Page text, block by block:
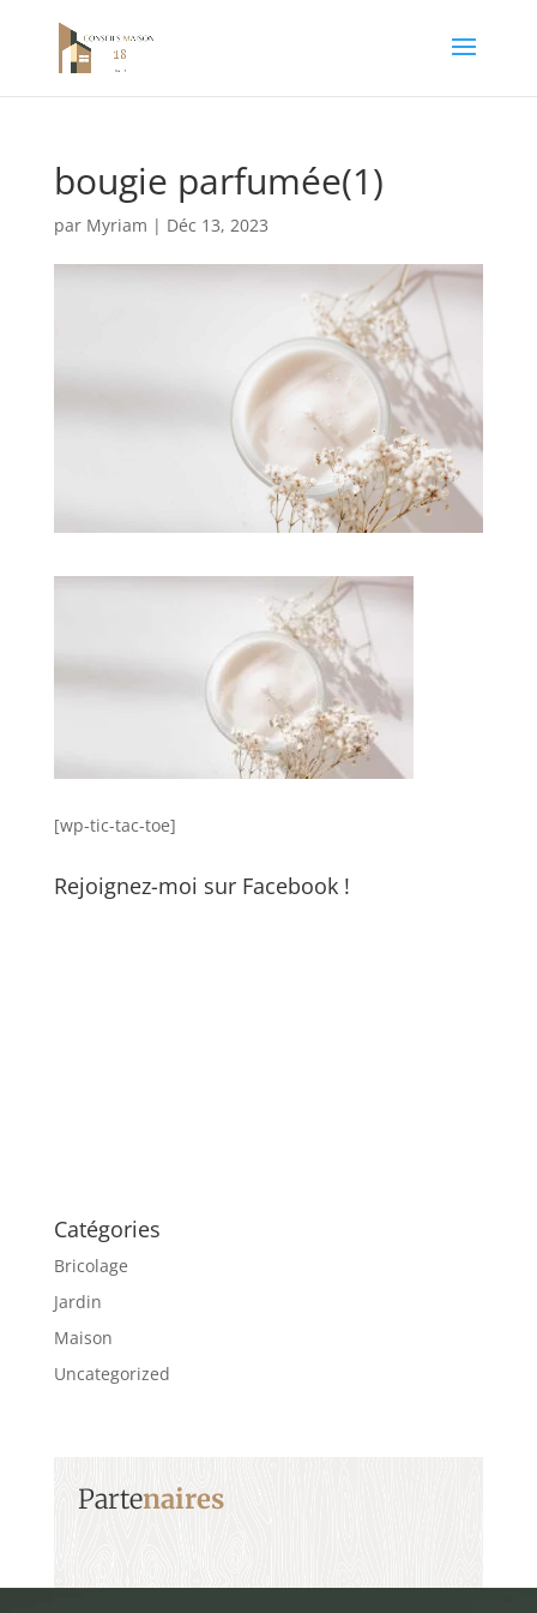
bougie parfumée(1)
par Myriam | Déc 13, 2023
[wp-tic-tac-toe]
Rejoignez-moi sur Facebook !
Catégories
Bricolage
Jardin
Maison
Uncategorized
Partenaires